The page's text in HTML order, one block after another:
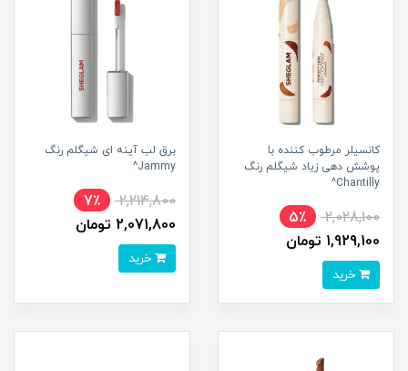
کانسیلر مرطوب کننده با
پوشش دهی زیاد شیگلم رنگ
Chantilly^
2,028,100
5٪
1,929,100 تومان
برق لب آینه ای شیگلم رنگ
Jammy^
2,214,800
7٪
2,071,800 تومان